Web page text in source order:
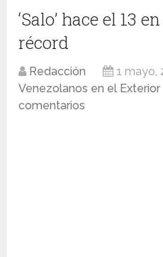
‘Salo’ hace el 13
récord
Redacción 1 mayo,
Venezolanos en el Exterior
comentarios